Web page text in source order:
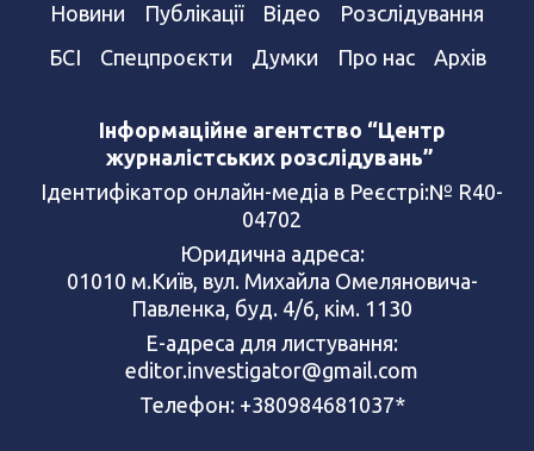
Новини Публікації Відео
Розслідування
БСІ
Спецпроєкти Думки Про нас Архів
Інформаційне агентство “Центр
журналістських розслідувань”
Ідентифікатор онлайн-медіа в Реєстрі:№ R40-
04702
Юридична адреса:
01010 м.Київ, вул. Михайла Омеляновича-
Павленка, буд. 4/6, кім. 1130
Е-адреса для листування:
editor.investigator@gmail.com
Телефон: +380984681037*